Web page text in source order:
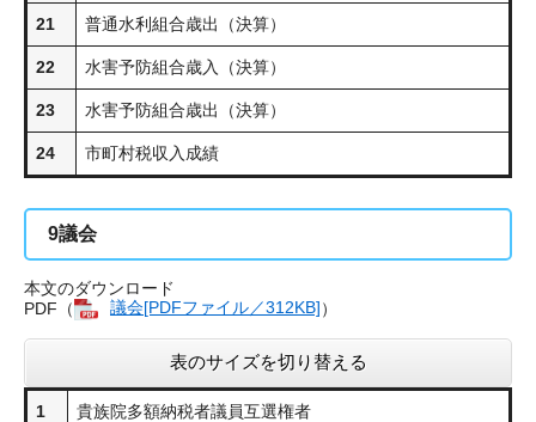
21 普通水利組合歳出（決算）
22 水害予防組合歳入（決算）
23 水害予防組合歳出（決算）
24 市町村税収入成績
9議会
本文のダウンロード
PDF（
議会[PDFファイル／312KB]）
表のサイズを切り替える
1 貴族院多額納税者議員互選権者